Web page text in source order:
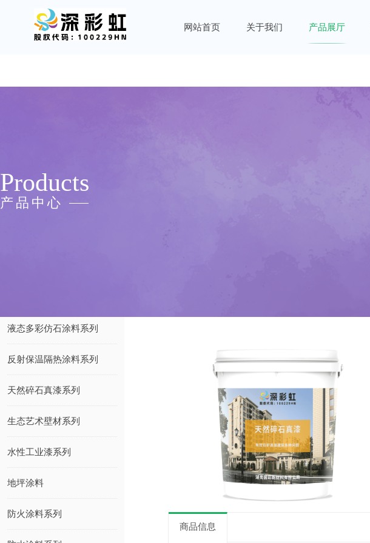
网站首页 关于我们 产品展厅
Products
产品中心
液态多彩仿石涂料系列
反射保温隔热涂料系列
天然碎石真漆系列
生态艺术壁材系列
水性工业漆系列
地坪涂料
防火涂料系列
商品信息